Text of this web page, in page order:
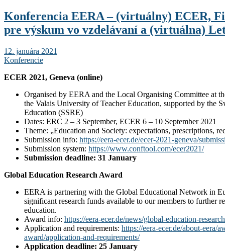
Konferencia EERA – (virtuálny) ECER,
pre výskum vo vzdelávaní a (virtuálna)
12. januára 2021
Konferencie
ECER 2021, Geneva (online)
Organised by EERA and the Local Organising Committee at
the Valais University of Teacher Education, supported by the
Education (SSRE)
Dates: ERC 2 – 3 September, ECER 6 – 10 September 2021
Theme: „Education and Society: expectations, prescriptions,
Submission info: https://eera-ecer.de/ecer-2021-geneva/
Submission system: https://www.conftool.com/ecer2021/
Submission deadline: 31 January
Global Education Research Award
EERA is partnering with the Global Educational Network in
significant research funds available to our members to further
education.
Award info: https://eera-ecer.de/news/global-education-
Application and requirements: https://eera-ecer.de/about-eera/
award/application-and-requirements/
Application deadline: 25 January